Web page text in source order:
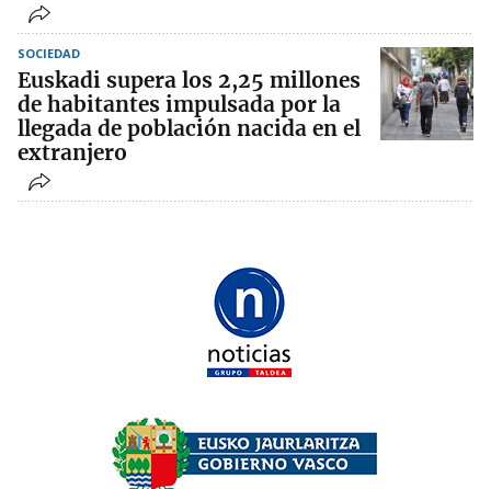
SOCIEDAD
Euskadi supera los 2,25 millones
de habitantes impulsada por la
llegada de población nacida en el
extranjero